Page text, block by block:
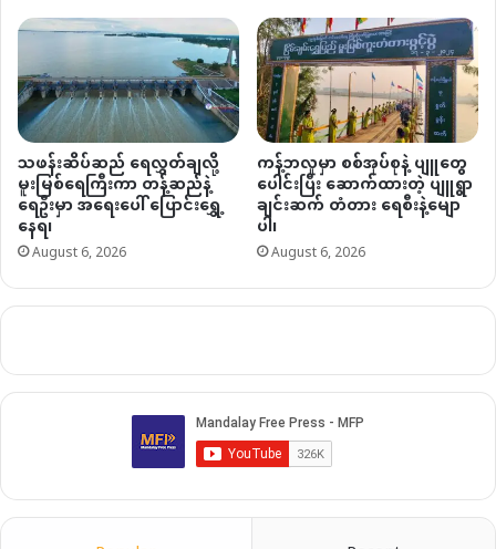
သဖန်းဆိပ်ဆည် ရေလွှတ်ချလို့
မူးမြစ်ရေကြီးကာ တန့်ဆည်နဲ့
ရေဦးမှာ အရေးပေါ် ပြောင်းရွှေ့
နေရ၊
August 6, 2026
ကန့်ဘလူမှာ စစ်အုပ်စုနဲ့ ပျူတွေ
ပေါင်းပြီး ဆောက်ထားတဲ့ ပျူရွာ
ချင်းဆက် တံတား ရေစီးနဲ့မျော
ပါ၊
August 6, 2026